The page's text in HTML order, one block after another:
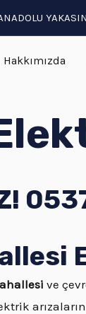
Hakkımızda
ve